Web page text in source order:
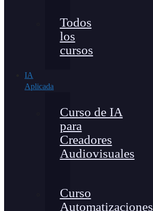
Todos
los
cursos
IA
Aplicada
Curso de IA
para
Creadores
Audiovisuales
Curso
Automatizaciones